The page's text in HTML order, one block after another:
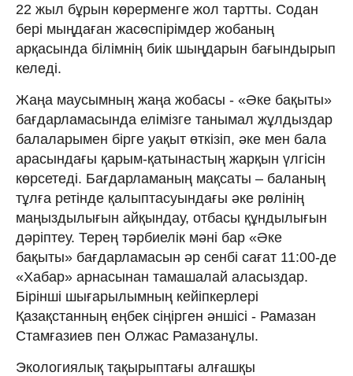
22 жыл бұрын көрерменге жол тартты. Содан
бері мыңдаған жасөспірімдер жобаның
арқасында білімнің биік шыңдарын бағындырып
келеді.
Жаңа маусымның жаңа жобасы - «Әке бақыты»
бағдарламасында елімізге танымал жұлдыздар
балаларымен бірге уақыт өткізіп, әке мен бала
арасындағы қарым-қатынастың жарқын үлгісін
көрсетеді. Бағдарламаның мақсаты – баланың
тұлға ретінде қалыптасуындағы әке рөлінің
маңыздылығын айқындау, отбасы құндылығын
дәріптеу. Терең тәрбиелік мәні бар «Әке
бақыты» бағдарламасын әр сенбі сағат 11:00-де
«Хабар» арнасынан тамашалай аласыздар.
Бірінші шығарылымның кейіпкерлері
Қазақстанның еңбек сіңірген әншісі - Рамазан
Стамғазиев пен Олжас Рамазанұлы.
Экологиялық тақырыптағы алғашқы